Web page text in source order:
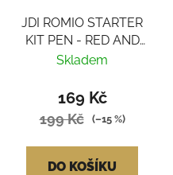
JDI ROMIO STARTER
KIT PEN - RED AND
BLACK
Skladem
169 Kč
199 Kč (–15 %)
DO KOŠÍKU